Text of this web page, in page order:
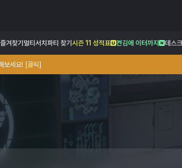
즐겨찾기 멀티서치 파티 찾기 시즌 11 성적표 켠김에 이터까지 데스
보세요! [클릭]